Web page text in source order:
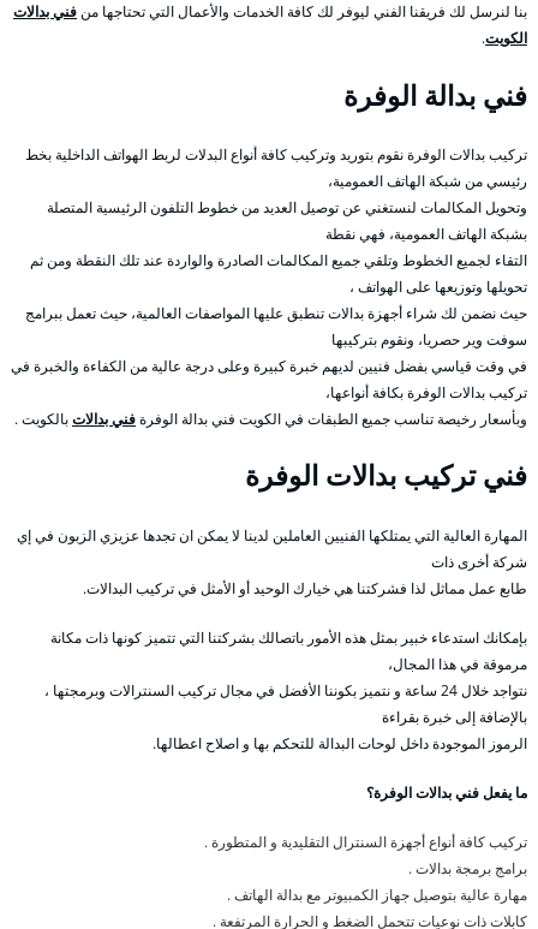
بنا لنرسل لك فريقنا الفني ليوفر لك كافة الخدمات والأعمال التي تحتاجها منفني بدالات
الكويت.
فني بدالة الوفرة
تركيب بدالات الوفرة نقوم بتوريد وتركيب كافة أنواع البدلات لربط الهواتف الداخلية بخط
رئيسي من شبكة الهاتف العمومية،
وتحويل المكالمات لنستغني عن توصيل العديد من خطوط التلفون الرئيسية المتصلة
بشبكة الهاتف العمومية، فهي نقطة
التقاء لجميع الخطوط وتلقي جميع المكالمات الصادرة والواردة عند تلك النقطة ومن ثم
تحويلها وتوزيعها على الهواتف ،
حيث نضمن لك شراء أجهزة بدالات تنطبق عليها المواصفات العالمية، حيث تعمل ببرامج
سوفت وير حصريا، ونقوم بتركيبها
في وقت قياسي بفضل فنيين لديهم خبرة كبيرة وعلى درجة عالية من الكفاءة والخبرة في
تركيب بدالات الوفرة بكافة أنواعها،
وبأسعار رخيصة تناسب جميع الطبقات في الكويت فني بدالة الوفرةفني بدالاتبالكويت .
فني تركيب بدالات الوفرة
المهارة العالية التي يمتلكها الفنيين العاملين لدينا لا يمكن ان تجدها عزيزي الزبون في إي
شركة أخرى ذات
طابع عمل مماثل لذا فشركتنا هي خيارك الوحيد أو الأمثل في تركيب البدالات.
بإمكانك استدعاء خبير بمثل هذه الأمور باتصالك بشركتنا التي تتميز كونها ذات مكانة
مرموقة في هذا المجال،
نتواجد خلال 24 ساعة و نتميز بكوننا الأفضل في مجال تركيب السنترالات وبرمجتها ،
بالإضافة إلى خبرة بقراءة
الرموز الموجودة داخل لوحات البدالة للتحكم بها و اصلاح اعطالها.
ما يفعل فني بدالات الوفرة؟
تركيب كافة أنواع أجهزة السنترال التقليدية و المتطورة .
برامج برمجة بدالات .
مهارة عالية بتوصيل جهاز الكمبيوتر مع بدالة الهاتف .
كابلات ذات نوعيات تتحمل الضغط و الحرارة المرتفعة .